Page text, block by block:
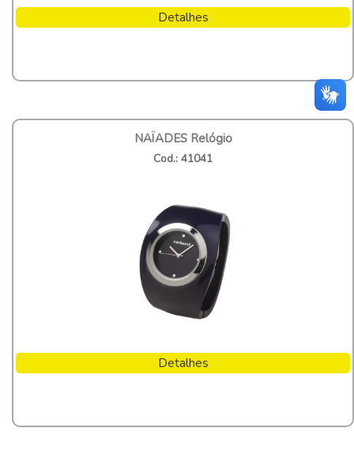
Detalhes
NAÏADES Relógio
Cod.: 41041
Detalhes